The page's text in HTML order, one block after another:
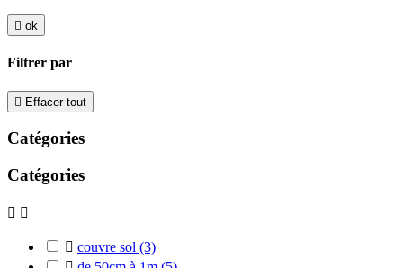
 ok
Filtrer par
 Effacer tout
Catégories
Catégories
 
 couvre sol (3)